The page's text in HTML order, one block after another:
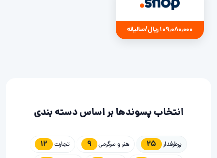
109,080,000 ریال/سالیانه
انتخاب پسوندها بر اساس دسته بندی
پرطرفدار 25 هنر و سرگرمی 9 تجارت 12